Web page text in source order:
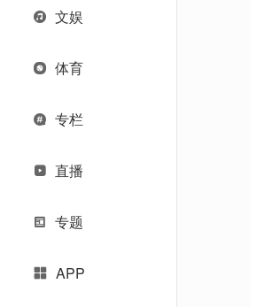
文娱
体育
专栏
直播
专题
APP